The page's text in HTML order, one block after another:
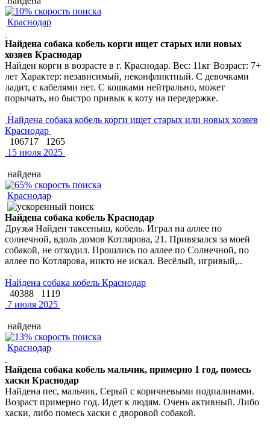
Краснодар
Найдена собака кобель корги ищет старых или новых
хозяев Краснодар
Найден корги в возрасте в г. Краснодар. Вес: 11кг Возраст: 7+
лет Характер: независимый, неконфликтный. С девочками
ладит, с кабелями нет. С кошками нейтрально, может
порычать, но быстро привык к коту на передержке.
Найдена собака кобель корги ищет старых или новых хозяев
Краснодар
106717
1265
15 июля 2025
найдена
Краснодар
Найдена собака кобель Краснодар
Друзья Найден таксеныш, кобель. Играл на аллее по
солнечной, вдоль домов Котлярова, 21. Привязался за моей
собакой, не отходил. Прошлись по аллее по Солнечной, по
аллее по Котлярова, никто не искал. Весёлый, игривый,..
Найдена собака кобель Краснодар
40388
1119
7 июля 2025
найдена
Краснодар
Найдена собака кобель мальчик, примерно 1 год, помесь
хаски Краснодар
Найдена пес, мальчик, Серый с коричневыми подпалинами.
Возраст примерно год. Идет к людям. Очень активный. Либо
хаски, либо помесь хаски с дворовой собакой.